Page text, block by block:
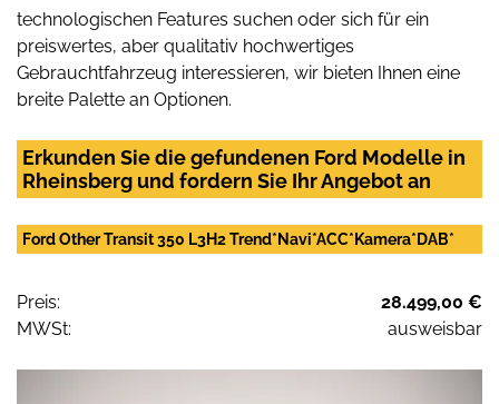
technologischen Features suchen oder sich für ein
preiswertes, aber qualitativ hochwertiges
Gebrauchtfahrzeug interessieren, wir bieten Ihnen eine
breite Palette an Optionen.
Erkunden Sie die gefundenen Ford Modelle in
Rheinsberg und fordern Sie Ihr Angebot an
Ford Other Transit 350 L3H2 Trend*Navi*ACC*Kamera*DAB*
Preis:
28.499,00 €
MWSt:
ausweisbar